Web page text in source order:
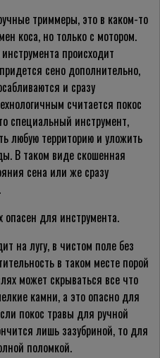
триммеры, это в каком-то
коса, но только с мотором.
происходит
сено дополнительно,
и сразу
считается покос
специальный инструмент,
любую территорию и уложить
В таком виде скошенная
сена или же сразу
опасен для инструмента.
на лугу, в чистом поле без
в таком месте порой
может скрываться все что
камни, а это опасно для
покос травы для ручной
лишь зазубриной, то для
поломкой.